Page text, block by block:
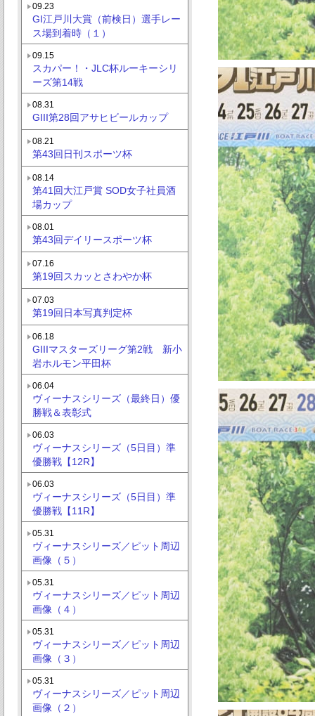
09.23
GI江戸川大賞（前検日）選手レー
ス場到着時（１）
09.15
スカパー！・JLC杯ルーキーシリ
ーズ第14戦
08.31
GIII第28回アサヒビールカップ
08.21
第43回日刊スポーツ杯
08.14
第41回大江戸賞 SOD女子社員酒
場カップ
08.01
第43回デイリースポーツ杯
07.16
第19回スカッとさわやか杯
07.03
第19回日本写真判定杯
06.18
GIIIマスターズリーグ第2戦 新小
岩ホルモン平田杯
06.04
ヴィーナスシリーズ（最終日）優
勝戦＆表彰式
06.03
ヴィーナスシリーズ（5日目）準
優勝戦【12R】
06.03
ヴィーナスシリーズ（5日目）準
優勝戦【11R】
05.31
ヴィーナスシリーズ／ピット周辺
画像（５）
05.31
ヴィーナスシリーズ／ピット周辺
画像（４）
05.31
ヴィーナスシリーズ／ピット周辺
画像（３）
05.31
ヴィーナスシリーズ／ピット周辺
画像（２）